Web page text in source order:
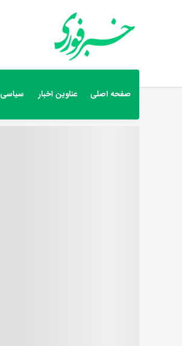
صفحه اصلی عناوین اخبار سیاسی